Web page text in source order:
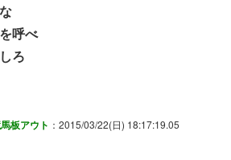
呼べ
ろ
板アウト ：2015/03/22(日) 18:17:19.05